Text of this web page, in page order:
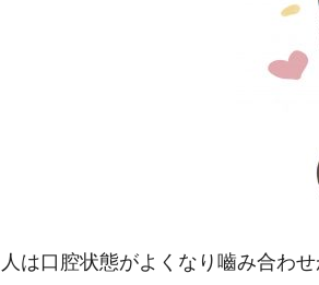
人は口腔状態がよくなり嚙み合わ